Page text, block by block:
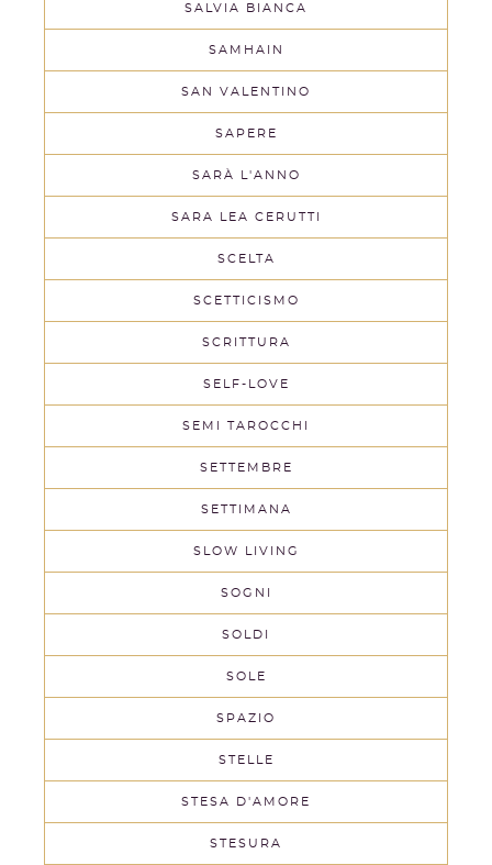
SALVIA BIANCA
SAMHAIN
SAN VALENTINO
SAPERE
SARÀ L'ANNO
SARA LEA CERUTTI
SCELTA
SCETTICISMO
SCRITTURA
SELF-LOVE
SEMI TAROCCHI
SETTEMBRE
SETTIMANA
SLOW LIVING
SOGNI
SOLDI
SOLE
SPAZIO
STELLE
STESA D'AMORE
STESURA